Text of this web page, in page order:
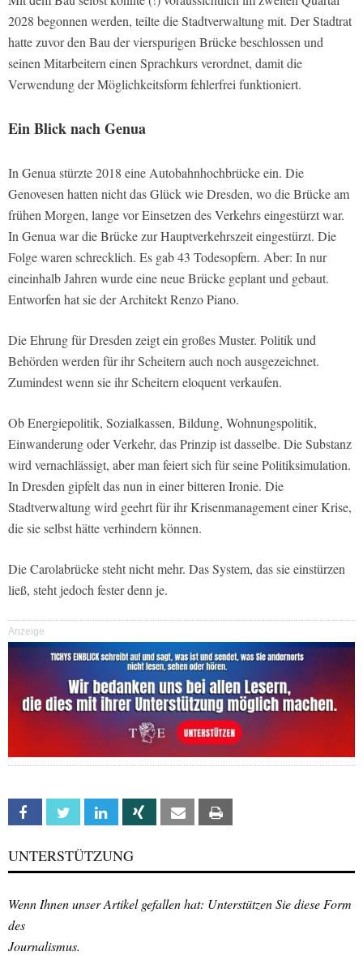
2028 begonnen werden, teilte die Stadtverwaltung mit. Der Stadtrat
hatte zuvor den Bau der vierspurigen Brücke beschlossen und
seinen Mitarbeitern einen Sprachkurs verordnet, damit die
Verwendung der Möglichkeitsform fehlerfrei funktioniert.
Ein Blick nach Genua
In Genua stürzte 2018 eine Autobahnhochbrücke ein. Die
Genovesen hatten nicht das Glück wie Dresden, wo die Brücke am
frühen Morgen, lange vor Einsetzen des Verkehrs eingestürzt war.
In Genua war die Brücke zur Hauptverkehrszeit eingestürzt. Die
Folge waren schrecklich. Es gab 43 Todesopfern. Aber: In nur
eineinhalb Jahren wurde eine neue Brücke geplant und gebaut.
Entworfen hat sie der Architekt Renzo Piano.
Die Ehrung für Dresden zeigt ein großes Muster. Politik und
Behörden werden für ihr Scheitern auch noch ausgezeichnet.
Zumindest wenn sie ihr Scheitern eloquent verkaufen.
Ob Energiepolitik, Sozialkassen, Bildung, Wohnungspolitik,
Einwanderung oder Verkehr, das Prinzip ist dasselbe. Die Substanz
wird vernachlässigt, aber man feiert sich für seine Politiksimulation.
In Dresden gipfelt das nun in einer bitteren Ironie. Die
Stadtverwaltung wird geehrt für ihr Krisenmanagement einer Krise,
die sie selbst hätte verhindern können.
Die Carolabrücke steht nicht mehr. Das System, das sie einstürzen
ließ, steht jedoch fester denn je.
Anzeige
Facebook Twitter Linkedin Xing Email
UNTERSTÜTZUNG
Wenn Ihnen unser Artikel gefallen hat: Unterstützen Sie diese Form
des
Journalismus.